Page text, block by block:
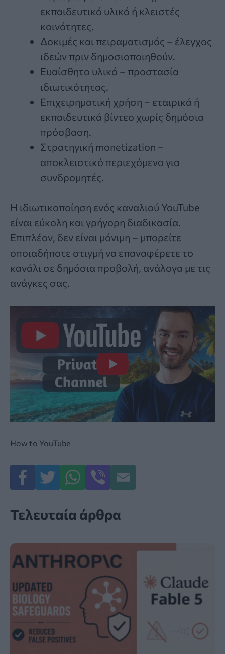
εκπαιδευτικό υλικό ή κλειστές
κοινότητες.
Δοκιμές και πειραματισμός – έλεγχος
ιδεών πριν δημοσιοποιηθούν.
Ευαίσθητο υλικό – προστασία
ιδιωτικότητας.
Επιχειρηματική χρήση – εταιρικά ή
εκπαιδευτικά βίντεο χωρίς δημόσια
πρόσβαση.
Στρατηγική monetization –
αποκλειστικό περιεχόμενο για
συνδρομητές.
Η ιδιωτικοποίηση ενός καναλιού YouTube
είναι εύκολη και γρήγορη διαδικασία.
Επιπλέον, δεν είναι μόνιμη – μπορείτε
οποιαδήποτε στιγμή να επαναφέρετε το
κανάλι σε δημόσια προβολή, ανάλογα με τις
ανάγκες σας.
How to YouTube
Τελευταία άρθρα